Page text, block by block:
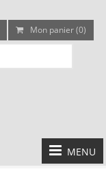
Mon panier (0)
MENU